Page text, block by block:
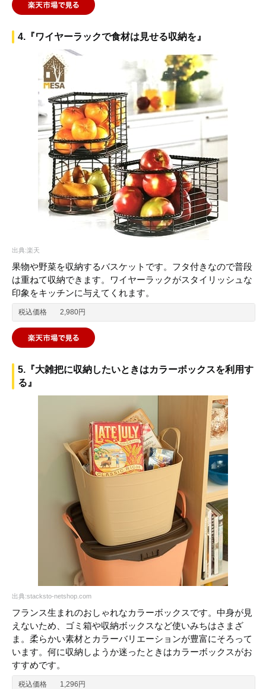
4.『ワイヤーラックで食材は見せる収納を』
出典:楽天
果物や野菜を収納するバスケットです。フタ付きなので普段
は重ねて収納できます。ワイヤーラックがスタイリッシュな
印象をキッチンに与えてくれます。
税込価格 2,980円
5.『大雑把に収納したいときはカラーボックスを利用す
る』
出典:stacksto-netshop.com
フランス生まれのおしゃれなカラーボックスです。中身が見
えないため、ゴミ箱や収納ボックスなど使いみちはさまざ
ま。柔らかい素材とカラーバリエーションが豊富にそろって
います。何に収納しようか迷ったときはカラーボックスがお
すすめです。
税込価格 1,296円